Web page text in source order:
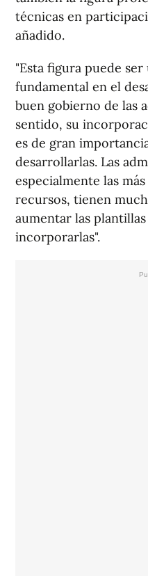
técnicas en
añadido.
"Esta figura puede
fundamental en el
buen gobierno de las
sentido, su
es de gran
desarrollarlas. Las
especialmente las
recursos, tienen
aumentar las
incorporarlas".